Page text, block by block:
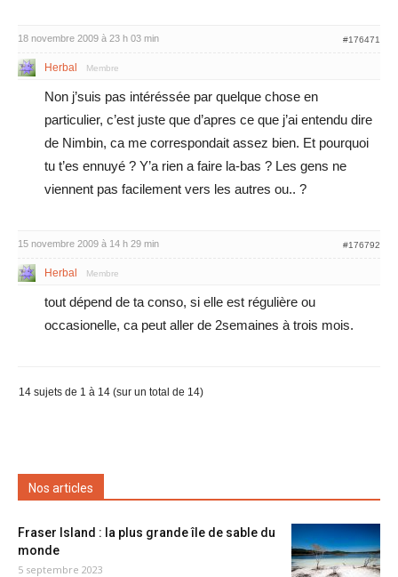
18 novembre 2009 à 23 h 03 min #176471
Herbal Membre
Non j’suis pas intéréssée par quelque chose en
particulier, c’est juste que d’apres ce que j’ai entendu dire
de Nimbin, ca me correspondait assez bien. Et pourquoi
tu t’es ennuyé ? Y’a rien a faire la-bas ? Les gens ne
viennent pas facilement vers les autres ou.. ?
15 novembre 2009 à 14 h 29 min #176792
Herbal Membre
tout dépend de ta conso, si elle est régulière ou
occasionelle, ca peut aller de 2semaines à trois mois.
14 sujets de 1 à 14 (sur un total de 14)
Nos articles
Fraser Island : la plus grande île de sable du
monde
5 septembre 2023